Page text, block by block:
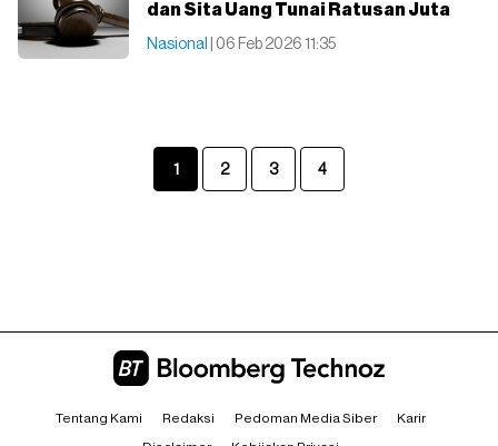
dan Sita Uang Tunai Ratusan Juta
Nasional | 06 Feb 2026 11:35
1 2 3 4
Tentang Kami Redaksi Pedoman Media Siber Karir